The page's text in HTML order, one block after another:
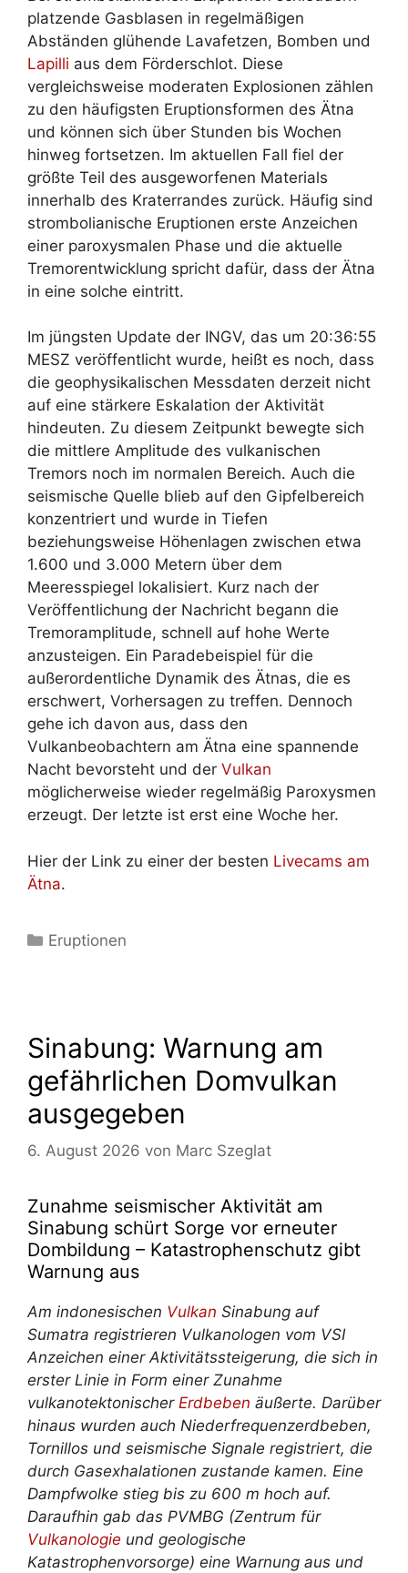
platzende Gasblasen in regelmäßigen
Abständen glühende Lavafetzen, Bomben und
Lapilli aus dem Förderschlot. Diese
vergleichsweise moderaten Explosionen zählen
zu den häufigsten Eruptionsformen des Ätna
und können sich über Stunden bis Wochen
hinweg fortsetzen. Im aktuellen Fall fiel der
größte Teil des ausgeworfenen Materials
innerhalb des Kraterrandes zurück. Häufig sind
strombolianische Eruptionen erste Anzeichen
einer paroxysmalen Phase und die aktuelle
Tremorentwicklung spricht dafür, dass der Ätna
in eine solche eintritt.
Im jüngsten Update der INGV, das um 20:36:55
MESZ veröffentlicht wurde, heißt es noch, dass
die geophysikalischen Messdaten derzeit nicht
auf eine stärkere Eskalation der Aktivität
hindeuten. Zu diesem Zeitpunkt bewegte sich
die mittlere Amplitude des vulkanischen
Tremors noch im normalen Bereich. Auch die
seismische Quelle blieb auf den Gipfelbereich
konzentriert und wurde in Tiefen
beziehungsweise Höhenlagen zwischen etwa
1.600 und 3.000 Metern über dem
Meeresspiegel lokalisiert. Kurz nach der
Veröffentlichung der Nachricht begann die
Tremoramplitude, schnell auf hohe Werte
anzusteigen. Ein Paradebeispiel für die
außerordentliche Dynamik des Ätnas, die es
erschwert, Vorhersagen zu treffen. Dennoch
gehe ich davon aus, dass den
Vulkanbeobachtern am Ätna eine spannende
Nacht bevorsteht und der Vulkan
möglicherweise wieder regelmäßig Paroxysmen
erzeugt. Der letzte ist erst eine Woche her.
Hier der Link zu einer der besten Livecams am
Ätna.
Kategorien
Eruptionen
Sinabung: Warnung am
gefährlichen Domvulkan
ausgegeben
6. August 2026 von Marc Szeglat
Zunahme seismischer Aktivität am
Sinabung schürt Sorge vor erneuter
Dombildung – Katastrophenschutz gibt
Warnung aus
Am indonesischen Vulkan Sinabung auf
Sumatra registrieren Vulkanologen vom VSI
Anzeichen einer Aktivitätssteigerung, die sich in
erster Linie in Form einer Zunahme
vulkanotektonischer Erdbeben äußerte. Darüber
hinaus wurden auch Niederfrequenzerdbeben,
Tornillos und seismische Signale registriert, die
durch Gasexhalationen zustande kamen. Eine
Dampfwolke stieg bis zu 600 m hoch auf.
Daraufhin gab das PVMBG (Zentrum für
Vulkanologie und geologische
Katastrophenvorsorge) eine Warnung aus und